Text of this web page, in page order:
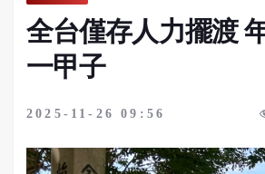
全台僅存人力擺渡
一甲子
2025-11-26 09:56